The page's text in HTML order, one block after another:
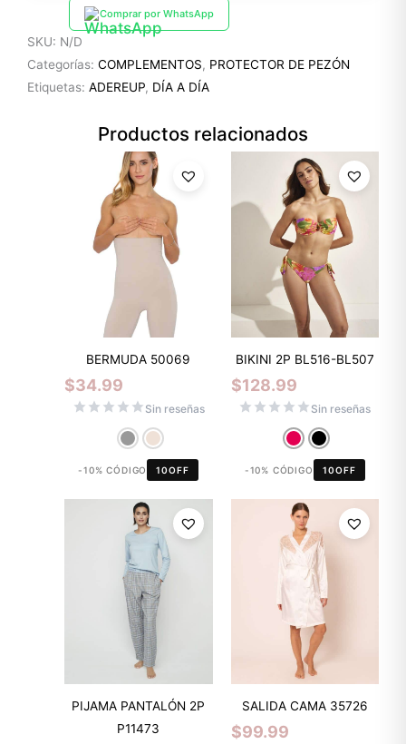
Comprar por WhatsApp
SKU: N/D
Categorías: COMPLEMENTOS, PROTECTOR DE PEZÓN
Etiquetas: ADEREUP, DÍA A DÍA
Productos relacionados
BERMUDA 50069
$34.99
Sin reseñas
-10% CÓDIGO 10OFF
BIKINI 2P BL516-BL507
$128.99
Sin reseñas
-10% CÓDIGO 10OFF
PIJAMA PANTALÓN 2P
P11473
SALIDA CAMA 35726
$99.99